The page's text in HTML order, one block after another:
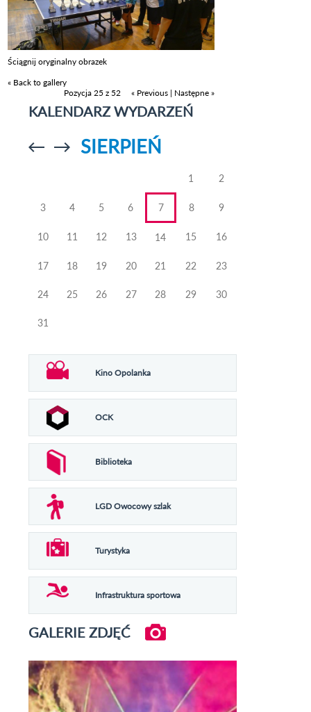
Ściągnij oryginalny obrazek
« Back to gallery
Pozycja 25 z 52
« Previous | Następne »
KALENDARZ WYDARZEŃ
Przejdź doPrzejdź do
SIERPIEŃ
1 2
3 4 5 6 7 8 9
10 11 12 13 14 15 16
17 18 19 20 21 22 23
24 25 26 27 28 29 30
31
Kino Opolanka
OCK
Biblioteka
LGD Owocowy szlak
Turystyka
Infrastruktura sportowa
GALERIE ZDJĘĆ